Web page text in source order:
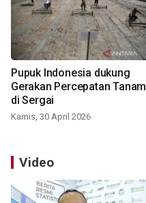
Pupuk Indonesia dukung
Gerakan Percepatan Tanam
di Sergai
Kamis, 30 April 2026
Video